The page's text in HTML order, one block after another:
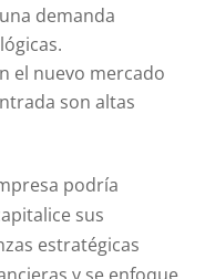
demanda
el nuevo mercado
son altas
podría
sus
estratégicas